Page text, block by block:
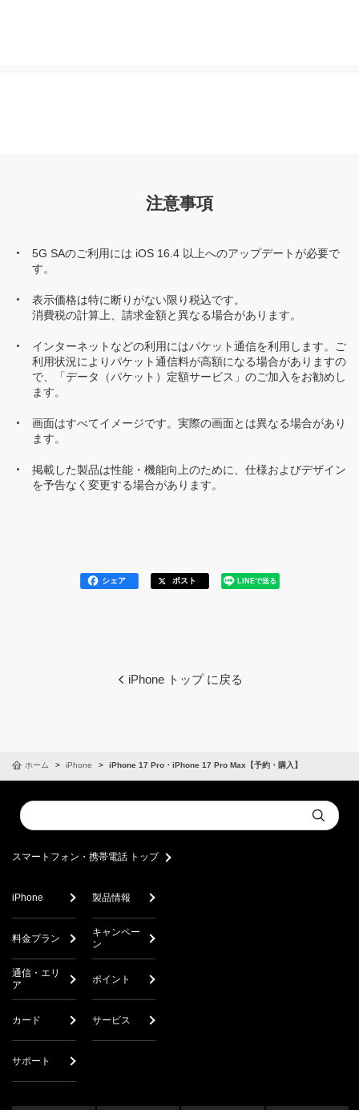
注意事項
5G SAのご利用には iOS 16.4 以上へのアップデートが必要で
す。
表示価格は特に断りがない限り税込です。
消費税の計算上、請求金額と異なる場合があります。
インターネットなどの利用にはパケット通信を利用します。ご
利用状況によりパケット通信料が高額になる場合がありますの
で、「データ（パケット）定額サービス」のご加入をお勧めし
ます。
画面はすべてイメージです。実際の画面とは異なる場合があり
ます。
掲載した製品は性能・機能向上のために、仕様およびデザイン
を予告なく変更する場合があります。
シェア ポスト LINEで送る
iPhone トップ に戻る
ホーム iPhone iPhone 17 Pro・iPhone 17 Pro Max【予約・購入】
Conduct
a
Submit
スマートフォン・携帯電話 トップ
iPhone 製品情報
料金プラン
キャンペー
ン
通信・エリ
ア
ポイント
カード サービス
サポート